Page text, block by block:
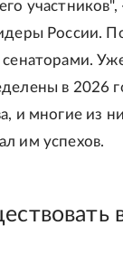
России.
в 2026
и многие из
им успехов.